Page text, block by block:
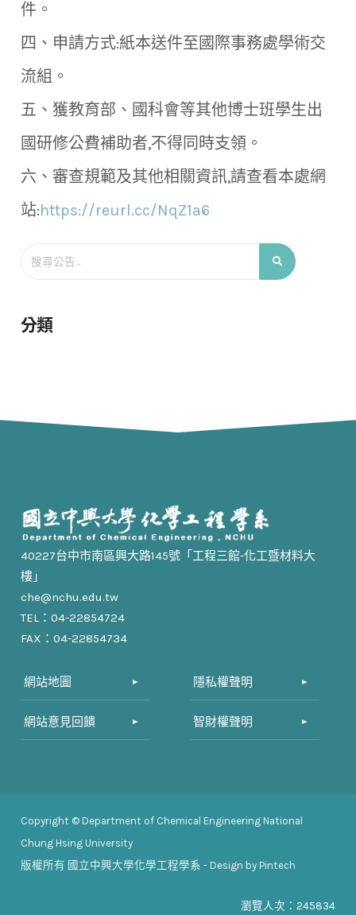
分類
件。
四、申請方式:紙本送件至國際事務處學術交
流組。
五、獲教育部、國科會等其他博士班學生出
國研修公費補助者,不得同時支領。
六、審查規範及其他相關資訊,請查看本處網
站:https://reurl.cc/NqZ1a6
40227台中市南區興大路145號「工程三館-化工暨材料大
樓」
che@nchu.edu.tw
TEL：04-22854724
FAX：04-22854734
網站地圖
網站意見回饋
隱私權聲明
智財權聲明
Copyright © Department of Chemical Engineering National
Chung Hsing University
版權所有 國立中興大學化學工程學系 - Design by Pintech
瀏覽人次：245834